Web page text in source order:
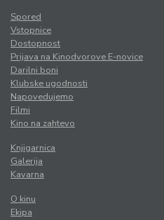
Spored
Vstopnice
Dostopnost
Prijava na Kinodvorove E-novice
Darilni boni
Klubske ugodnosti
Napovedujemo
Filmi
Kino na zahtevo
Knjigarnica
Galerija
Kavarna
O kinu
Ekipa